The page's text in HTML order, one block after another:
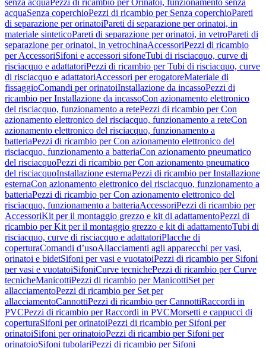
senza acquaPezzi di ricambio per Orinatoi, funzionamento senza
acquaSenza coperchioPezzi di ricambio per Senza coperchioPareti
di separazione per orinatoiPareti di separazione per orinatoi, in
materiale sinteticoPareti di separazione per orinatoi, in vetroPareti di
separazione per orinatoi, in vetrochinaAccessoriPezzi di ricambio
per AccessoriSifoni e accessori sifoneTubi di risciacquo, curve di
risciacquo e adattatoriPezzi di ricambio per Tubi di risciacquo, curve
di risciacquo e adattatoriAccessori per erogatoreMateriale di
fissaggioComandi per orinatoiInstallazione da incassoPezzi di
ricambio per Installazione da incassoCon azionamento elettronico
del risciacquo, funzionamento a retePezzi di ricambio per Con
azionamento elettronico del risciacquo, funzionamento a reteCon
azionamento elettronico del risciacquo, funzionamento a
batteriaPezzi di ricambio per Con azionamento elettronico del
risciacquo, funzionamento a batteriaCon azionamento pneumatico
del risciacquoPezzi di ricambio per Con azionamento pneumatico
del risciacquoInstallazione esternaPezzi di ricambio per Installazione
esternaCon azionamento elettronico del risciacquo, funzionamento a
batteriaPezzi di ricambio per Con azionamento elettronico del
risciacquo, funzionamento a batteriaAccessoriPezzi di ricambio per
AccessoriKit per il montaggio grezzo e kit di adattamentoPezzi di
ricambio per Kit per il montaggio grezzo e kit di adattamentoTubi di
risciacquo, curve di risciacquo e adattatoriPlacche di
coperturaComandi d’usoAllacciamenti agli apparecchi per vasi,
orinatoi e bidetSifoni per vasi e vuotatoiPezzi di ricambio per Sifoni
per vasi e vuotatoiSifoniCurve tecnichePezzi di ricambio per Curve
tecnicheManicottiPezzi di ricambio per ManicottiSet per
allacciamentoPezzi di ricambio per Set per
allacciamentoCannottiPezzi di ricambio per CannottiRaccordi in
PVCPezzi di ricambio per Raccordi in PVCMorsetti e cappucci di
coperturaSifoni per orinatoiPezzi di ricambio per Sifoni per
orinatoiSifoni per orinatoioPezzi di ricambio per Sifoni per
orinatoioSifoni tubolariPezzi di ricambio per Sifoni